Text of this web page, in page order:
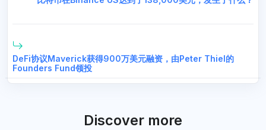
DeFi协议Maverick获得900万美元融资，由Peter Thiel的
Founders Fund领投
Discover more